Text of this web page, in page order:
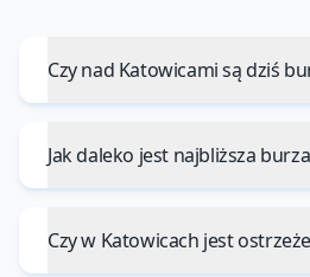
Czy nad Katowicami są dziś
Jak daleko jest najbliższa
Czy w Katowicach jest